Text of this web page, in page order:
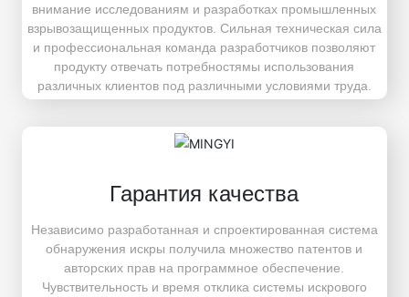
внимание исследованиям и разработках промышленных
взрывозащищенных продуктов. Сильная техническая сила
и профессиональная команда разработчиков позволяют
продукту отвечать потребностямы использования
различных клиентов под различными условиями труда.
Гарантия качества
Независимо разработанная и спроектированная система
обнаружения искры получила множество патентов и
авторских прав на программное обеспечение.
Чувствительность и время отклика системы искрового